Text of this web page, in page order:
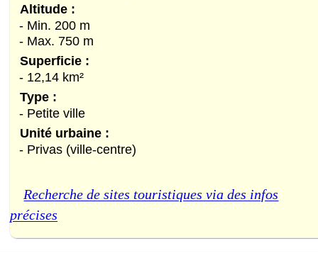
Altitude :
- Min. 200 m
- Max. 750 m
Superficie :
- 12,14 km²
Type :
- Petite ville
Unité urbaine :
- Privas (ville-centre)
Recherche de sites touristiques via des infos
précises